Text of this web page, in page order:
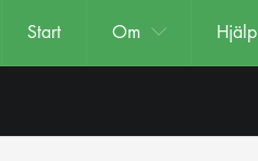
Start Om Hjälp